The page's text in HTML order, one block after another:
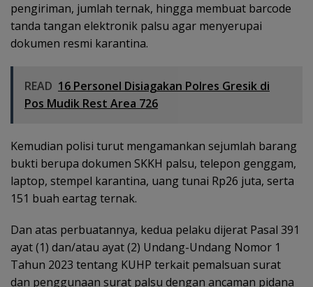
pengiriman, jumlah ternak, hingga membuat barcode
tanda tangan elektronik palsu agar menyerupai
dokumen resmi karantina.
READ 16 Personel Disiagakan Polres Gresik di
Pos Mudik Rest Area 726
Kemudian polisi turut mengamankan sejumlah barang
bukti berupa dokumen SKKH palsu, telepon genggam,
laptop, stempel karantina, uang tunai Rp26 juta, serta
151 buah eartag ternak.
Dan atas perbuatannya, kedua pelaku dijerat Pasal 391
ayat (1) dan/atau ayat (2) Undang-Undang Nomor 1
Tahun 2023 tentang KUHP terkait pemalsuan surat
dan penggunaan surat palsu dengan ancaman pidana